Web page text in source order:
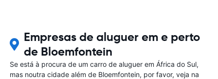
Empresas de aluguer em e perto
de Bloemfontein
Se está à procura de um carro de aluguer em África do Sul,
mas noutra cidade além de Bloemfontein, por favor, veja na